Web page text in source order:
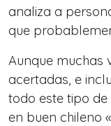
analiza a
que
Aunque muchas
acertadas, e
todo este tipo
en buen chileno